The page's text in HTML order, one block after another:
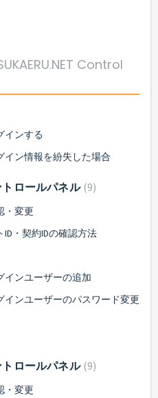
Control
インする
イン情報を紛失した場合
ロールパネル 9
・変更
・契約IDの確認方法
インユーザーの追加
インユーザーのパスワード変更
ロールパネル 9
・変更